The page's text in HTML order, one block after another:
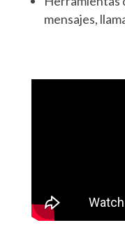
mensajes,